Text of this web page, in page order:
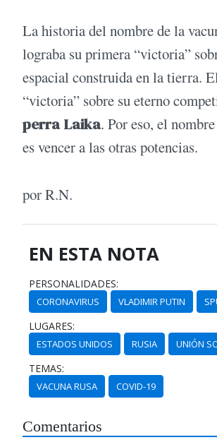
La historia del nombre de la
lograba su primera “victoria”
espacial construida en la tierra.
“victoria” sobre su eterno
perra Laika. Por eso, el
es vencer a las otras potencias.
por R.N.
EN ESTA NOTA
PERSONALIDADES:
CORONAVIRUS VLADIMIR PUTIN
LUGARES:
ESTADOS UNIDOS RUSIA UNIÓN
TEMAS:
VACUNA RUSA COVID-19
Comentarios